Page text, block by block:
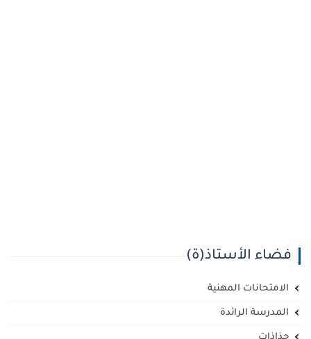
فضاء الأستاذ(ة)
الامتحانات المهنية
المدرسة الرائدة